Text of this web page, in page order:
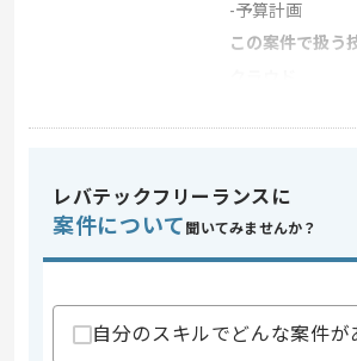
-予算計画
この案件で扱う
スキル
歓迎スキル
・インフラ、セ
レバテックフリーランスに
案件について 聞いてみませんか？
自分のスキルでどんな案件が